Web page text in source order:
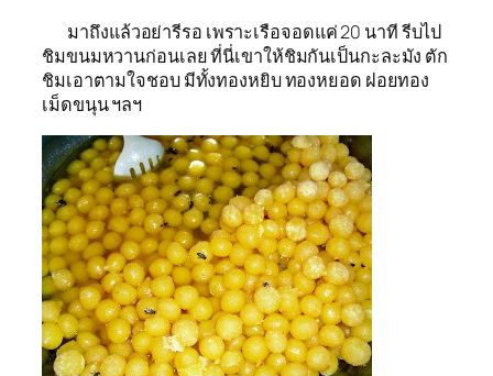
มาถึงแล้วอย่ารีรอ เพราะเรือจอดแค่ 20 นาที รีบไป
ชิมขนมหวานก่อนเลย ที่นี่เขาให้ชิมกันเป็นกะละมัง ตัก
ชิมเอาตามใจชอบ มีทั้งทองหยิบ ทองหยอด ฝอยทอง
เม็ดขนุน ฯลฯ